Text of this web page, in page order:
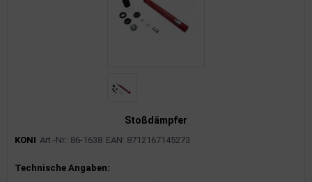
Stoßdämpfer
KONI Art.-Nr.: 86-1638 EAN: 8712167145273
Produktinformationen
Technische Angaben: